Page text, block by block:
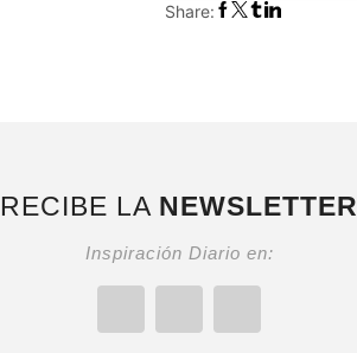
Share:
RECIBE LA NEWSLETTER
Inspiración Diario en: